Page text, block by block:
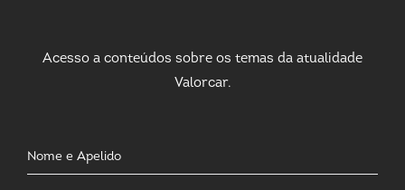
Acesso a conteúdos sobre os temas da atualidade
Valorcar.